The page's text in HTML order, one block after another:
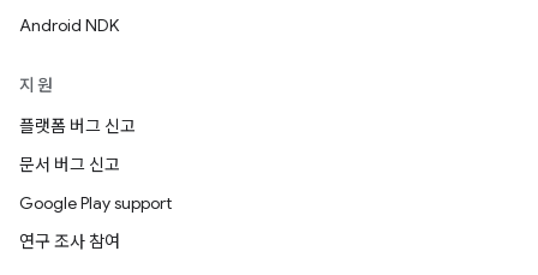
Android NDK
지원
플랫폼 버그 신고
문서 버그 신고
Google Play support
연구 조사 참여